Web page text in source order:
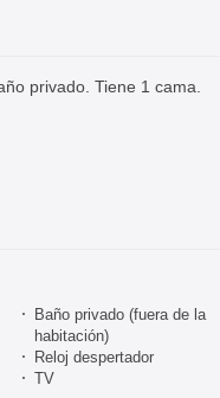
privado. Tiene 1 cama.
Baño privado (fuera de la
habitación)
Reloj despertador
TV